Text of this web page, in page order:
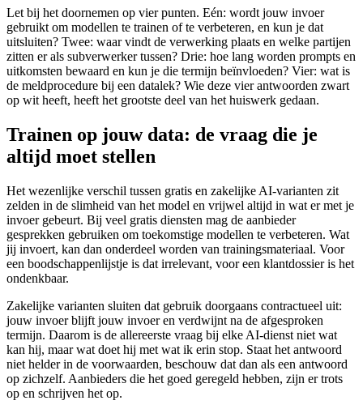
Let bij het doornemen op vier punten. Eén: wordt jouw invoer
gebruikt om modellen te trainen of te verbeteren, en kun je dat
uitsluiten? Twee: waar vindt de verwerking plaats en welke partijen
zitten er als subverwerker tussen? Drie: hoe lang worden prompts en
uitkomsten bewaard en kun je die termijn beïnvloeden? Vier: wat is
de meldprocedure bij een datalek? Wie deze vier antwoorden zwart
op wit heeft, heeft het grootste deel van het huiswerk gedaan.
Trainen op jouw data: de vraag die je
altijd moet stellen
Het wezenlijke verschil tussen gratis en zakelijke AI-varianten zit
zelden in de slimheid van het model en vrijwel altijd in wat er met je
invoer gebeurt. Bij veel gratis diensten mag de aanbieder
gesprekken gebruiken om toekomstige modellen te verbeteren. Wat
jij invoert, kan dan onderdeel worden van trainingsmateriaal. Voor
een boodschappenlijstje is dat irrelevant, voor een klantdossier is het
ondenkbaar.
Zakelijke varianten sluiten dat gebruik doorgaans contractueel uit:
jouw invoer blijft jouw invoer en verdwijnt na de afgesproken
termijn. Daarom is de allereerste vraag bij elke AI-dienst niet wat
kan hij, maar wat doet hij met wat ik erin stop. Staat het antwoord
niet helder in de voorwaarden, beschouw dat dan als een antwoord
op zichzelf. Aanbieders die het goed geregeld hebben, zijn er trots
op en schrijven het op.